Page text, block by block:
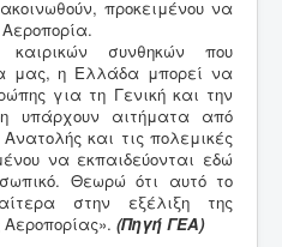
προκειμένου να
Αεροπορία.
συνθηκών που
μας, η Ελλάδα μπορεί να
για τη Γενική και την
υπάρχουν αιτήματα από
και τις πολεμικές
να εκπαιδεύονται εδώ
Θεωρώ ότι αυτό το
στην εξέλιξη της
Αεροπορίας». (Πηγή ΓΕΑ)